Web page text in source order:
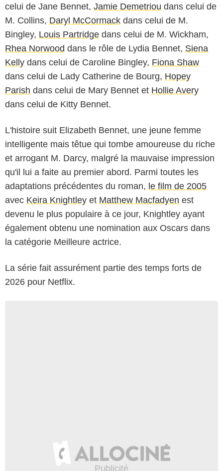
celui de Jane Bennet, Jamie Demetriou dans celui de
M. Collins, Daryl McCormack dans celui de M.
Bingley, Louis Partridge dans celui de M. Wickham,
Rhea Norwood dans le rôle de Lydia Bennet, Siena
Kelly dans celui de Caroline Bingley, Fiona Shaw
dans celui de Lady Catherine de Bourg, Hopey
Parish dans celui de Mary Bennet et Hollie Avery
dans celui de Kitty Bennet.
L'histoire suit Elizabeth Bennet, une jeune femme
intelligente mais têtue qui tombe amoureuse du riche
et arrogant M. Darcy, malgré la mauvaise impression
qu'il lui a faite au premier abord. Parmi toutes les
adaptations précédentes du roman, le film de 2005
avec Keira Knightley et Matthew Macfadyen est
devenu le plus populaire à ce jour, Knightley ayant
également obtenu une nomination aux Oscars dans
la catégorie Meilleure actrice.
La série fait assurément partie des temps forts de
2026 pour Netflix.